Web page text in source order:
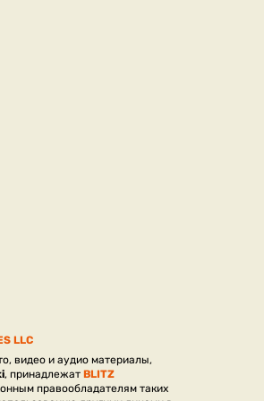
LLC
видео и аудио материалы,
, принадлежатBLITZ
правообладателям таких